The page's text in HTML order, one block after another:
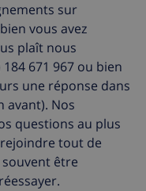
sur
vous avez
plaît nous
671 967 ou bien
une réponse dans
avant). Nos
questions au plus
tout de
être